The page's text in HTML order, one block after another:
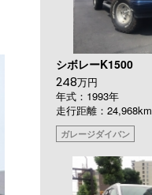
シボレーK1500
248万円
年式：1993年
走行距離：24,968km
ガレージダイバン